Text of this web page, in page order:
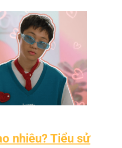
nhiêu? Tiểu sử